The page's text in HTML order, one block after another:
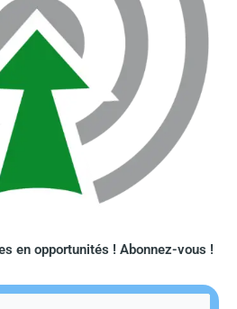
en opportunités ! Abonnez-vous !​